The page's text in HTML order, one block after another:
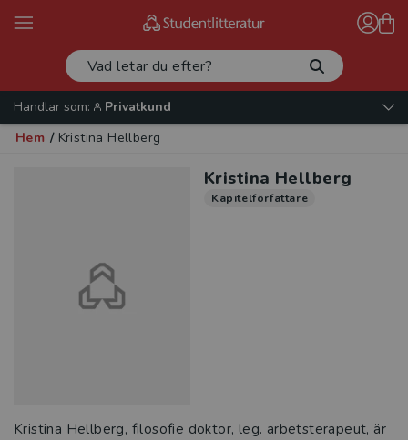
Handlar som:
Privatkund
Hem / Kristina Hellberg
Kristina Hellberg
Kapitelförfattare
Kristina Hellberg, filosofie doktor, leg. arbetsterapeut, är